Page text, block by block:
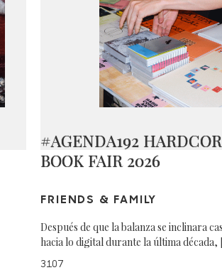
#AGENDA192
BOOK FAIR 2026
FRIENDS & FAMILY
Después de que la balanza se inclinara
hacia lo digital durante la última década,
3107